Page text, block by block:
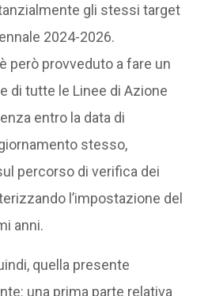
gli stessi target
2024-2026.
però provveduto a fare un
di tutte le Linee di Azione
entro la data di
stesso,
percorso di verifica dei
l’impostazione del
anni.
quella presente
una prima parte relativa